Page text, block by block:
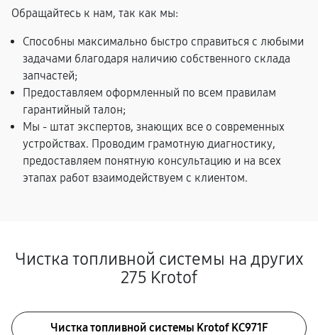
Обращайтесь к нам, так как мы:
Способны максимально быстро справиться с любыми
задачами благодаря наличию собственного склада
запчастей;
Предоставляем оформленный по всем правилам
гарантийный талон;
Мы - штат экспертов, знающих все о современных
устройствах. Проводим грамотную диагностику,
предоставляем понятную консультацию и на всех
этапах работ взаимодействуем с клиентом.
Чистка топливной системы на других
275 Krotof
Чистка топливной системы Krotof KC971F